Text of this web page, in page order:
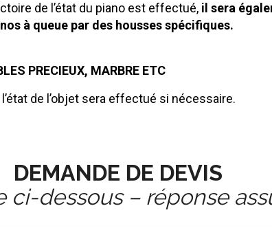
de l’état du piano est effectué, il sera
à queue par des housses spécifiques.
PRECIEUX, MARBRE ETC
de l’objet sera effectué si nécessaire.
DEMANDE DE DEVIS
ci-dessous – réponse